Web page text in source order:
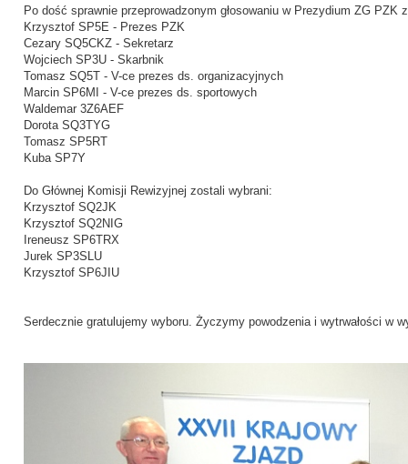
Po dość sprawnie przeprowadzonym głosowaniu w Prezydium ZG PZK
Krzysztof SP5E - Prezes PZK
Cezary SQ5CKZ - Sekretarz
Wojciech SP3U - Skarbnik
Tomasz SQ5T - V-ce prezes ds. organizacyjnych
Marcin SP6MI - V-ce prezes ds. sportowych
Waldemar 3Z6AEF
Dorota SQ3TYG
Tomasz SP5RT
Kuba SP7Y
Do Głównej Komisji Rewizyjnej zostali wybrani:
Krzysztof SQ2JK
Krzysztof SQ2NIG
Ireneusz SP6TRX
Jurek SP3SLU
Krzysztof SP6JIU
Serdecznie gratulujemy wyboru. Życzymy powodzenia i wytrwałości w